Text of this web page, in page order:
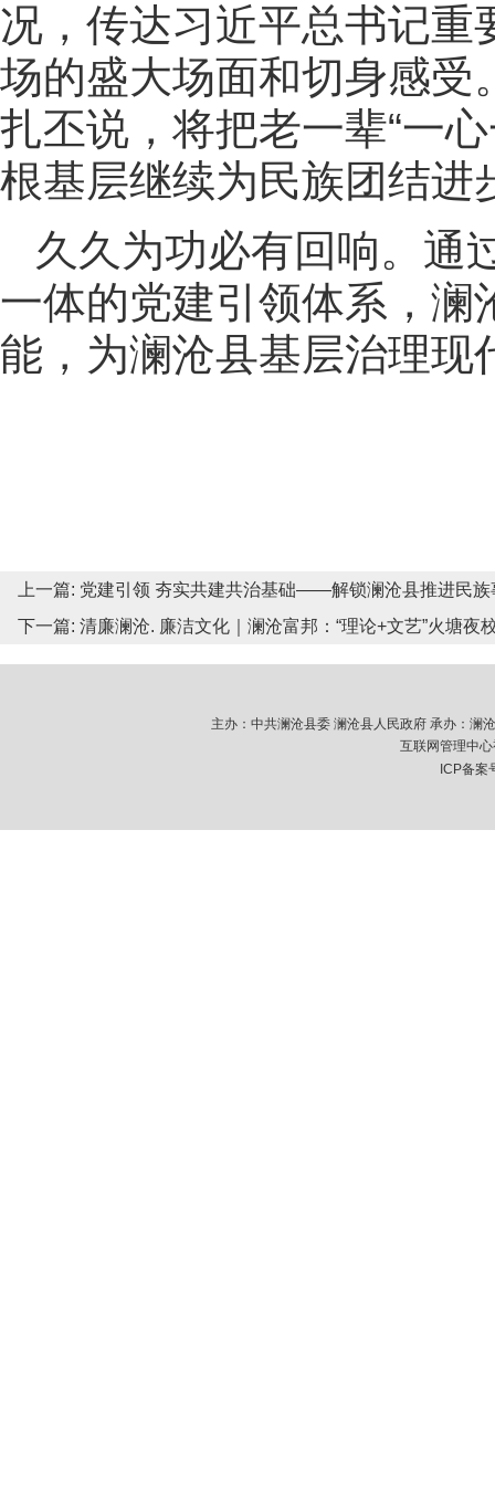
况，传达习近平总书记重
场的盛大场面和切身感受
扎丕说，将把老一辈“一
根基层继续为民族团结进
久久为功必有回响。通
一体的党建引领体系，澜
能，为澜沧县基层治理现
上一篇: 党建引领 夯实共建共治基础——解锁澜沧县推进民族
下一篇: 清廉澜沧. 廉洁文化｜澜沧富邦：“理论+文艺”火塘夜
主办：中共澜沧县委 澜沧县人民政府 承办：澜
互联网管理中
ICP备案